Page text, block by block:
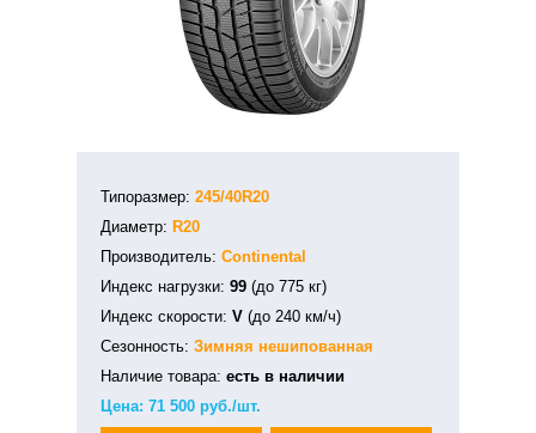
Типоразмер: 245/40R20
Диаметр: R20
Производитель: Continental
Индекс нагрузки: 99 (до 775 кг)
Индекс скорости: V (до 240 км/ч)
Сезонность: Зимняя нешипованная
Наличие товара: есть в наличии
Цена: 71 500 руб./шт.